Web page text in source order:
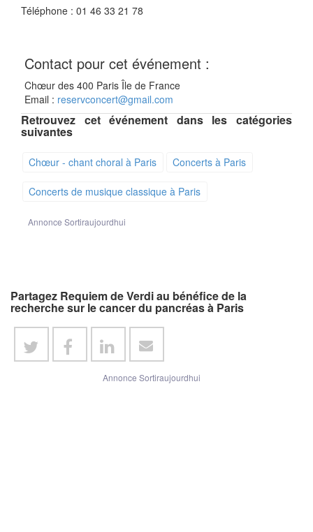
Téléphone : 01 46 33 21 78
Contact pour cet événement :
Chœur des 400 Paris Île de France
Email : reservconcert@gmail.com
Retrouvez cet événement dans les catégories
suivantes
Chœur - chant choral à Paris Concerts à Paris
Concerts de musique classique à Paris
Annonce Sortiraujourdhui
Partagez Requiem de Verdi au bénéfice de la
recherche sur le cancer du pancréas à Paris
Annonce Sortiraujourdhui